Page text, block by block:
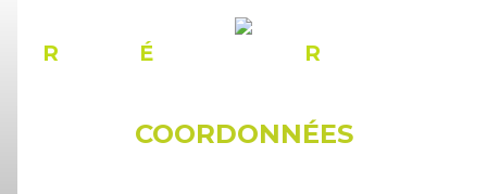
R ÉCONOMIQUE R
COORDONNÉES